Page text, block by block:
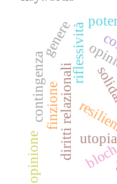
riflessività
diritti relazionali
genere
utopia
finzione
contingenza
opinione